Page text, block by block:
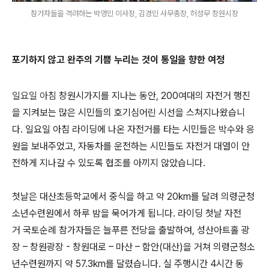
참가자들을 격려하는 박영민 이사장, 김경민 사무총장, 허성무 창원시장
포기하지 않고 완주의 기쁨 누리는 것이 통일을 향한 여정
일요일 아침 창원시가지를 지나는 동안, 200여대의 자전거 행진
을 지켜보는 많은 시민들의 호기심어린 시선을 스쳐지나왔습니
다. 일요일 아침 라이딩에 나온 자전거를 타는 시민들은 박수와 응
원을 보내주었고, 자동차를 운전하는 시민들도 자전거 대열이 안
전하게 지나갈 수 있도록 협조를 아끼지 않았습니다.
첫날은 대산초등학교에서 중식을 하고 약 20km를 달려 의령군청
소년수련원에서 하루 밤을 묵어가게 됩니다. 라이딩 첫날 자전
거 국토순례 참가자들은 늘푸른 전당을 출발하여, 성산아트홀 광
장 – 창원광장 - 창원대로 – 마산 – 함안(대산)을 거쳐 의령군청소
년수련원까지 약 57.3km를 달렸습니다. 실 주행시간 4시간 동